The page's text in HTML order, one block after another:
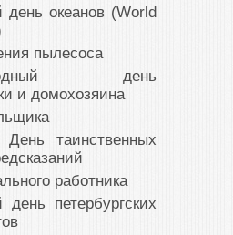
океанов (World
пылесоса
день
и домохозяина
таинственных
работника
петербургских